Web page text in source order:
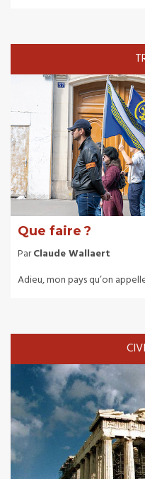
Que faire ?
ParClaude Wallaert
Adieu, mon pays qu’on